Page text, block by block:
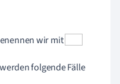
wir mit
folgende Fälle